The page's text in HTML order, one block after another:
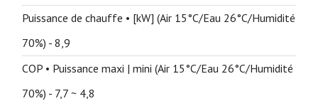
Puissance de chauffe • [kW] (Air 15°C/Eau 26°C/Humidité
70%) - 8,9
COP • Puissance maxi | mini (Air 15°C/Eau 26°C/Humidité
70%) - 7,7 ~ 4,8